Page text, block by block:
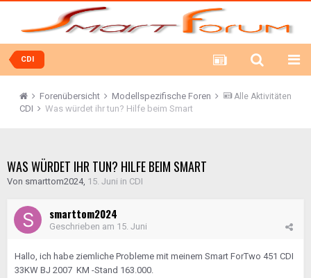
CDI
Alle Aktivitäten
Forenübersicht
Modellspezifische Foren
CDI
Was würdet ihr tun? Hilfe beim Smart
WAS WÜRDET IHR TUN? HILFE BEIM SMART
Von smarttom2024, 15. Juni in CDI
smarttom2024
Geschrieben am 15. Juni
Hallo, ich habe ziemliche Probleme mit meinem Smart ForTwo 451 CDI
33KW BJ 2007 KM -Stand 163.000.